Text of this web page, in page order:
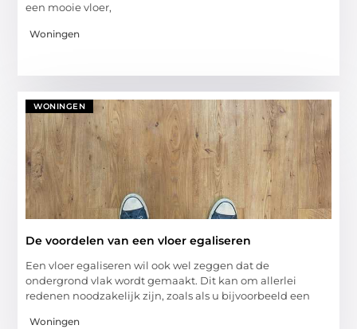
een mooie vloer,
Woningen
WONINGEN
De voordelen van een vloer egaliseren
Een vloer egaliseren wil ook wel zeggen dat de
ondergrond vlak wordt gemaakt. Dit kan om allerlei
redenen noodzakelijk zijn, zoals als u bijvoorbeeld een
Woningen